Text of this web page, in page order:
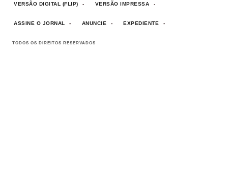
VERSÃO DIGITAL (FLIP) VERSÃO IMPRESSA
ASSINE O JORNAL ANUNCIE EXPEDIENTE
TODOS OS DIREITOS RESERVADOS